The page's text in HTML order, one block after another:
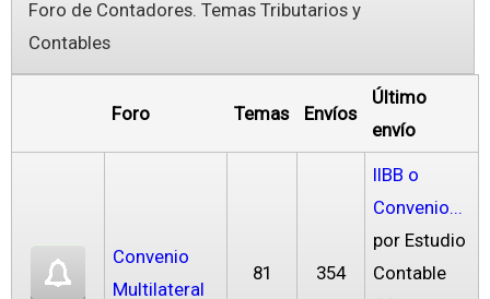
Foro de Contadores. Temas Tributarios y
Contables
Foro Temas Envíos
Último
envío
Convenio
Multilateral
81 354
IIBB o
Convenio...
por Estudio
Contable